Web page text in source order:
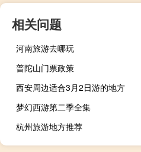
相关问题
河南旅游去哪玩
普陀山门票政策
西安周边适合3月2日游的地方
梦幻西游第二季全集
杭州旅游地方推荐